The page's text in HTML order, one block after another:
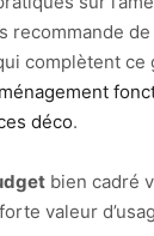
recommande
complètent ce
déco.
bien cadré
valeur